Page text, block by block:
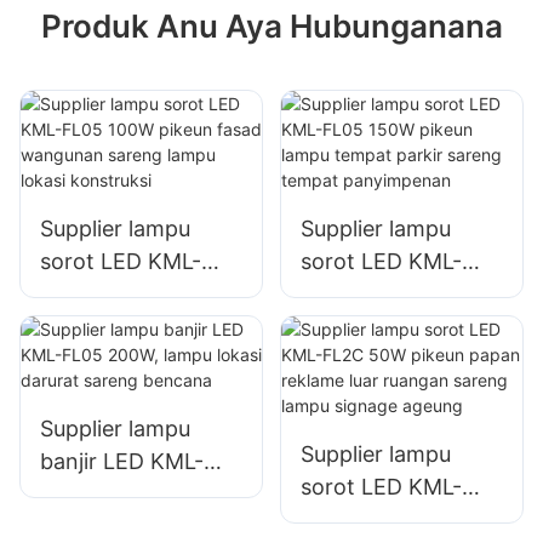
Produk Anu Aya Hubunganana
Supplier lampu
sorot LED KML-
FL05 100W pikeun
fasad wangunan
sareng lampu lokasi
konstruksi
Supplier lampu
sorot LED KML-
FL05 150W pikeun
lampu tempat
parkir sareng
tempat
Supplier lampu
banjir LED KML-
FL05 200W, lampu
Supplier lampu
sorot LED KML-
FL2C 50W pikeun